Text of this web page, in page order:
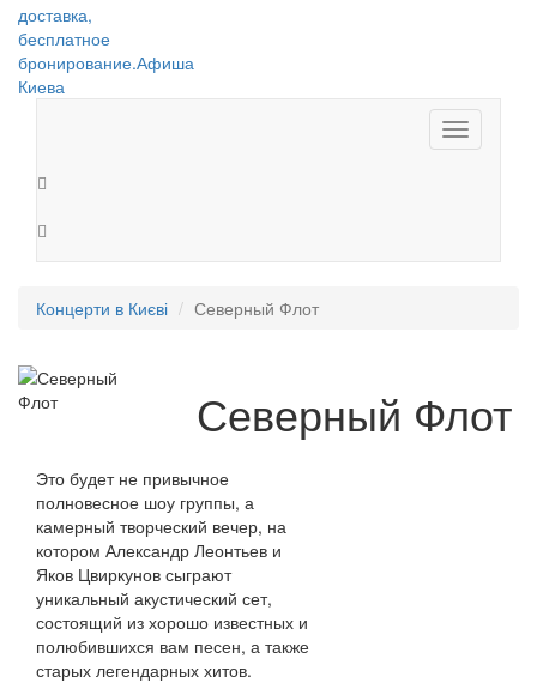
Toggle
navigation
Концерти в Києві Северный Флот
Северный Флот
Это будет не привычное
полновесное шоу группы, а
камерный творческий вечер, на
котором Александр Леонтьев и
Яков Цвиркунов сыграют
уникальный акустический сет,
состоящий из хорошо известных и
полюбившихся вам песен, а также
старых легендарных хитов.